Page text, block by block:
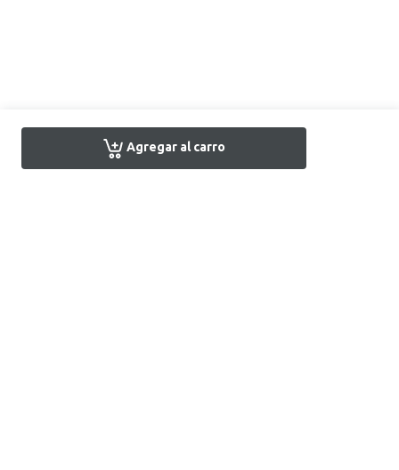
Agregar al carro